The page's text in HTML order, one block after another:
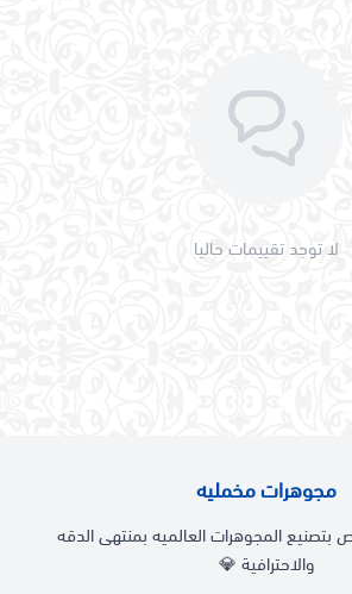
لا توجد تقييمات حاليا
مجوهرات مخمليه
بتصنيع المجوهرات العالميه بمنتهى الدقه
والاحترافية 💎